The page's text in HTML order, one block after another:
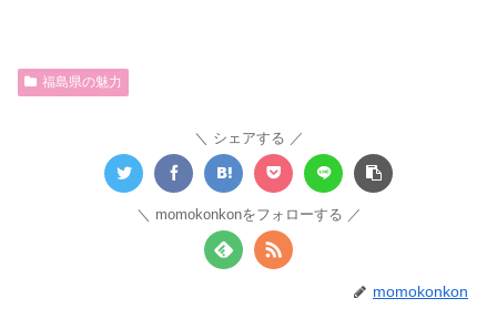
福島県の魅力
シェアする
momokonkonをフォローする
momokonkon